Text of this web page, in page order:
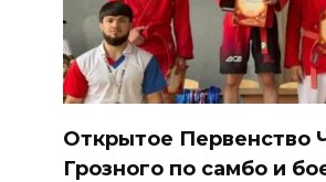
Открытое Первенство
Грозного по самбо и